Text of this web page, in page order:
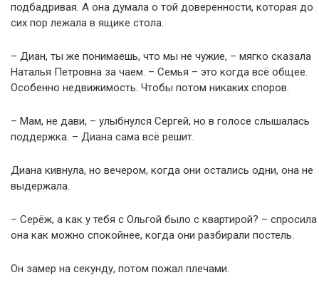
подбадривая. А она думала о той доверенности, которая до
сих пор лежала в ящике стола.
– Диан, ты же понимаешь, что мы не чужие, – мягко сказала
Наталья Петровна за чаем. – Семья – это когда всё общее.
Особенно недвижимость. Чтобы потом никаких споров.
– Мам, не дави, – улыбнулся Сергей, но в голосе слышалась
поддержка. – Диана сама всё решит.
Диана кивнула, но вечером, когда они остались одни, она не
выдержала.
– Серёж, а как у тебя с Ольгой было с квартирой? – спросила
она как можно спокойнее, когда они разбирали постель.
Он замер на секунду, потом пожал плечами.